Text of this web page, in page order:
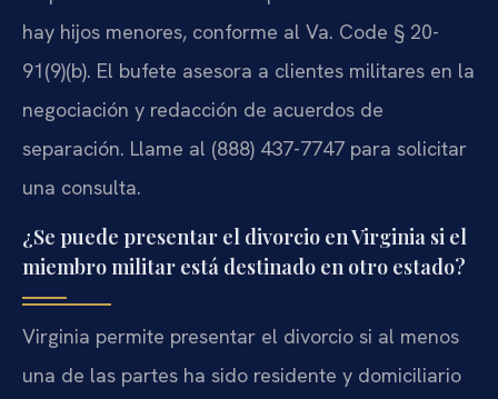
hay hijos menores, conforme al Va. Code § 20-
91(9)(b). El bufete asesora a clientes militares en la
negociación y redacción de acuerdos de
separación. Llame al (888) 437-7747 para solicitar
una consulta.
¿Se puede presentar el divorcio en Virginia si el
miembro militar está destinado en otro estado?
Virginia permite presentar el divorcio si al menos
una de las partes ha sido residente y domiciliario